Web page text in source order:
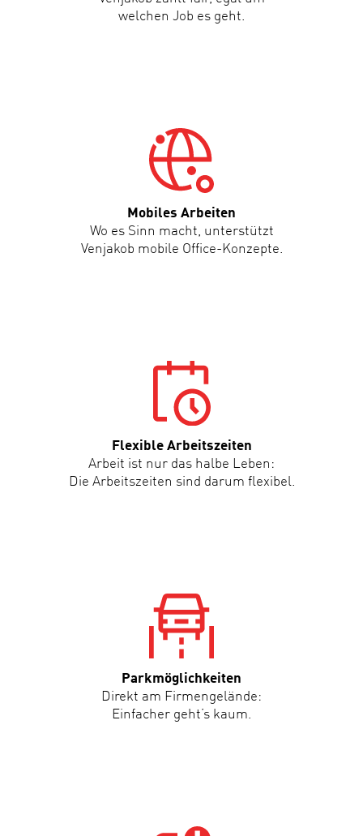
welchen Job es geht.
Mobiles Arbeiten
Wo es Sinn macht, unterstützt
Venjakob mobile Office-Konzepte.
Flexible Arbeitszeiten
Arbeit ist nur das halbe Leben:
Die Arbeitszeiten sind darum flexibel.
Parkmöglichkeiten
Direkt am Firmengelände:
Einfacher geht’s kaum.